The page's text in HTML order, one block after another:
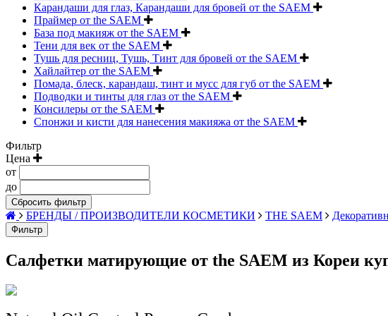
Карандаши для глаз, Карандаши для бровей от the SAEM
Праймер от the SAEM
База под макияж от the SAEM
Тени для век от the SAEM
Тушь для ресниц, Тушь, Тинт для бровей от the SAEM
Хайлайтер от the SAEM
Помада, блеск, карандаш, тинт и мусс для губ от the SAEM
Подводки и тинты для глаз от the SAEM
Консилеры от the SAEM
Спонжи и кисти для нанесения макияжа от the SAEM
Фильтр
Цена
от
до
Сбросить фильтр
БРЕНДЫ / ПРОИЗВОДИТЕЛИ КОСМЕТИКИ THE SAEM
Фильтр
Салфетки матирующие от the SAEM из Кореи